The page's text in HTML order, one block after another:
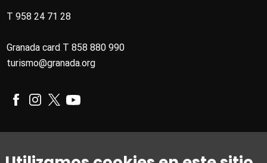
T 958 24 71 28
Granada card T 858 880 990
turismo@granada.org